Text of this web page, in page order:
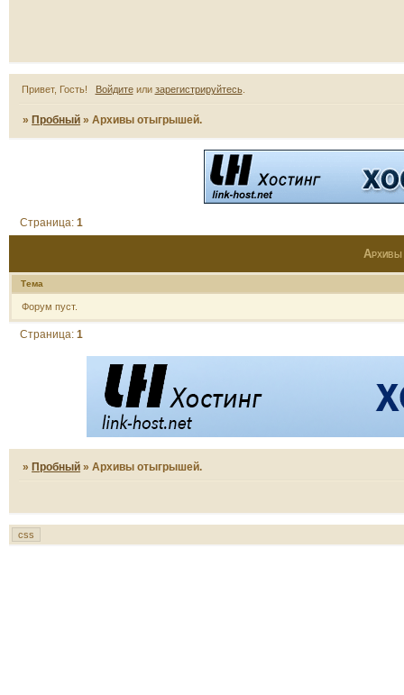
Привет, Гость! Войдитеили зарегистрируйтесь.
» Пробный »Архивы отыгрышей.
Страница:1
Тема
Форум пуст.
Страница:1
»Пробный »Архивы отыгрышей.